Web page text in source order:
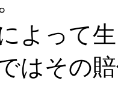
よって
はその